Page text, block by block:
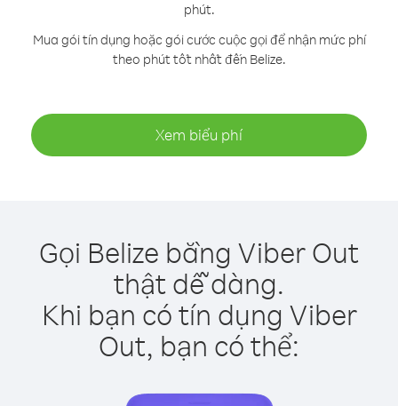
phút.
Mua gói tín dụng hoặc gói cước cuộc gọi để nhận mức phí
theo phút tốt nhất đến Belize.
Xem biểu phí
Gọi Belize bằng Viber Out
thật dễ dàng.
Khi bạn có tín dụng Viber
Out, bạn có thể: